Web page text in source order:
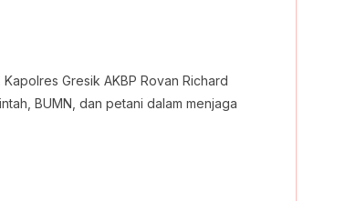
Gresik AKBP Rovan Richard
BUMN, dan petani dalam menjaga